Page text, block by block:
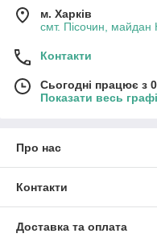
м. Харків
смт. Пісочин, майдан
Контакти
Сьогодні працює з
Показати весь
Про нас
Контакти
Доставка та оплата